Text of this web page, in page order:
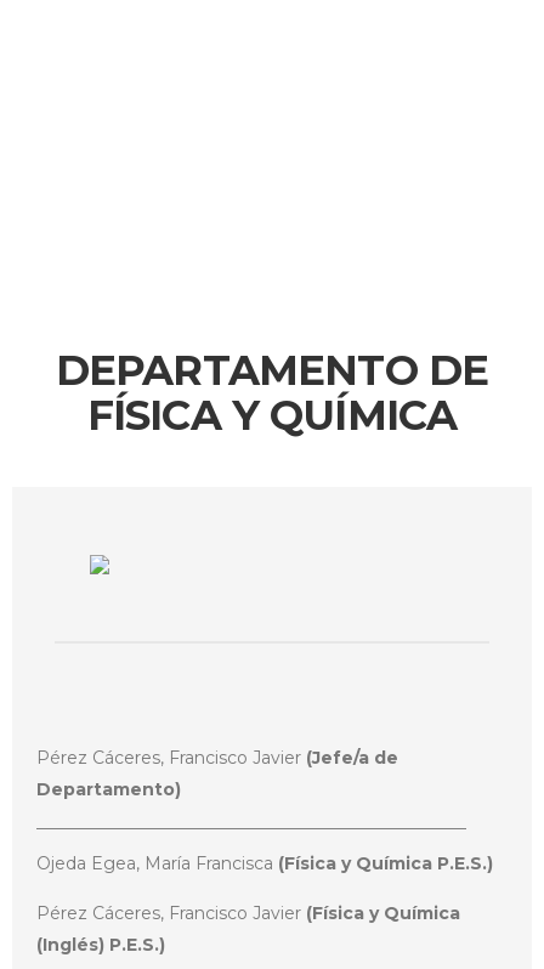
DEPARTAMENTO DE
FÍSICA Y QUÍMICA
Pérez Cáceres, Francisco Javier (Jefe/a de
Departamento)
Ojeda Egea, María Francisca (Física y Química P.E.S.)
Pérez Cáceres, Francisco Javier (Física y Química
(Inglés) P.E.S.)